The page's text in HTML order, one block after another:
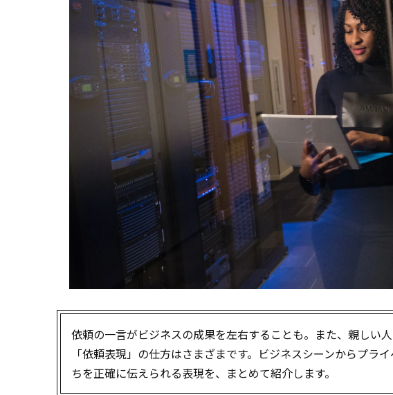
依頼の一言がビジネスの成果を左右することも。また、親しい
「依頼表現」の仕方はさまざまです。ビジネスシーンからプラ
ちを正確に伝えられる表現を、まとめて紹介します。